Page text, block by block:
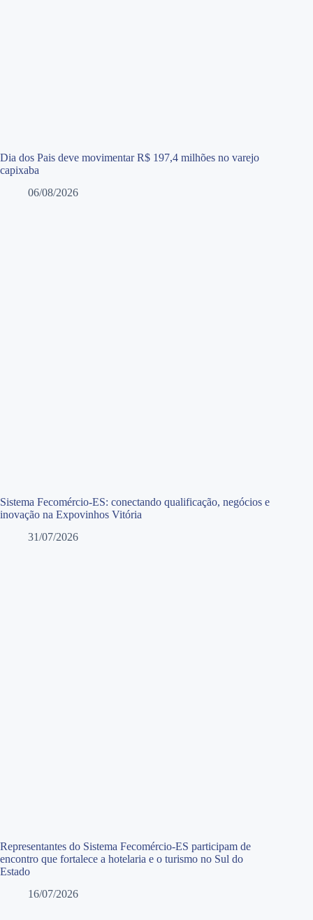
Dia dos Pais deve movimentar R$ 197,4 milhões no varejo
capixaba
06/08/2026
Sistema Fecomércio-ES: conectando qualificação, negócios e
inovação na Expovinhos Vitória
31/07/2026
Representantes do Sistema Fecomércio-ES participam de
encontro que fortalece a hotelaria e o turismo no Sul do
Estado
16/07/2026